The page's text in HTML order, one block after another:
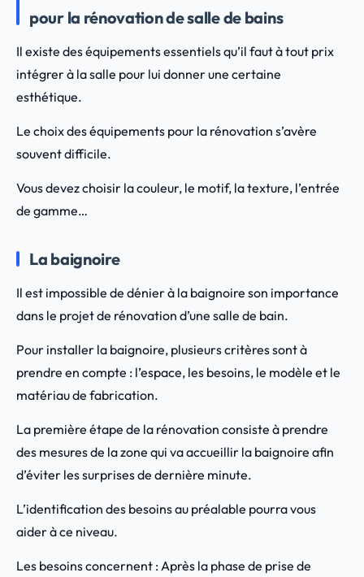
pour la rénovation de salle de bains
Il existe des équipements essentiels qu’il faut à tout prix
intégrer à la salle pour lui donner une certaine
esthétique.
Le choix des équipements pour la rénovation s’avère
souvent difficile.
Vous devez choisir la couleur, le motif, la texture, l’entrée
de gamme…
La baignoire
Il est impossible de dénier à la baignoire son importance
dans le projet de rénovation d’une salle de bain.
Pour installer la baignoire, plusieurs critères sont à
prendre en compte : l’espace, les besoins, le modèle et le
matériau de fabrication.
La première étape de la rénovation consiste à prendre
des mesures de la zone qui va accueillir la baignoire afin
d’éviter les surprises de dernière minute.
L’identification des besoins au préalable pourra vous
aider à ce niveau.
Les besoins concernent : Après la phase de prise de